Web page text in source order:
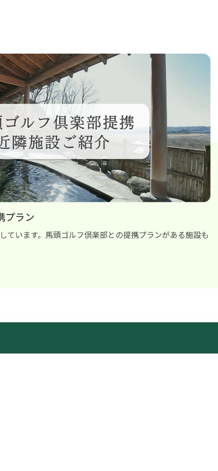
プラン
ています。馬頭ゴルフ倶楽部との提携プランがある施設も